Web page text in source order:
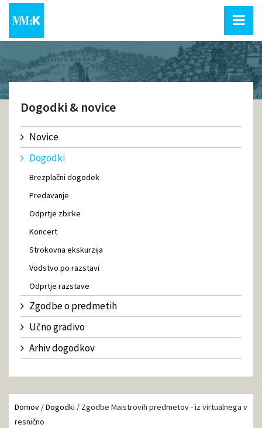
Dogodki & novice
Novice
Dogodki
Brezplačni dogodek
Predavanje
Odprtje zbirke
Koncert
Strokovna ekskurzija
Vodstvo po razstavi
Odprtje razstave
Zgodbe o predmetih
Učno gradivo
Arhiv dogodkov
Domov /Dogodki / Zgodbe Maistrovih predmetov - iz virtualnega v
resnično